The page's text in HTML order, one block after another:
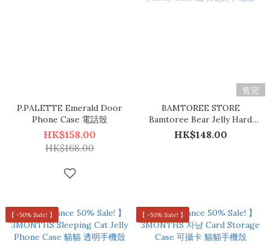
P.PALETTE Emerald Door
Phone Case 電話殼
HK$158.00
HK$168.00
售完
BAMTOREE STORE
Bamtoree Bear Jelly Hard
Phone Case 透明硬身手機殼
HK$148.00
【 -50% Sale! 】 【 -50% Sale! 】